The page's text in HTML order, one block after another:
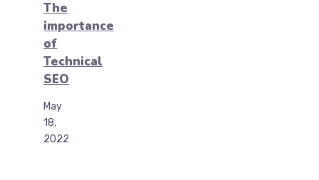
The
importance
of
Technical
SEO
May
18,
2022